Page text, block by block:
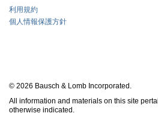
利用規約
個人情報保護方針
© 2026 Bausch & Lomb Incorporated.
All information and materials on this site
otherwise indicated.